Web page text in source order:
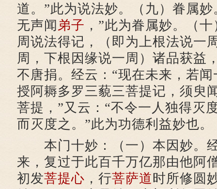
道。”此为说法妙。（九）眷属妙
无声闻 弟子 ，”此为眷属妙。（十
周说法得记，（即为上根法说一
周，下根因缘说一周）诸品获益
不唐捐。经云：“现在未来，若
授阿耨多罗三藐三菩提记，须臾
菩提，”又云：“不令一人独得灭
而灭度之。”此为功德利益妙也。
本门十妙：（一）本因妙。
来，复过于此百千万亿那由他阿
初发菩提心 ，行菩萨道时所修圆